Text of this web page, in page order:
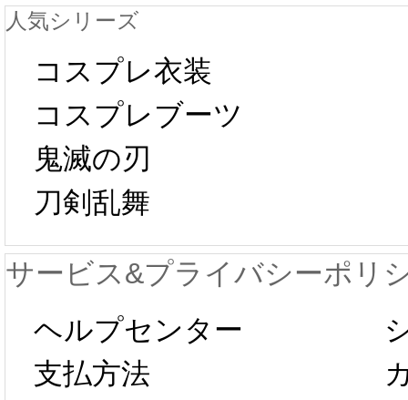
中国旧正月の影
響で2024年2月5
日から工場生産
が一時停止いた
します。 2月5日
以後のご注文
プレ
新春
人気シリーズ
コスプレ衣装
コスプレブーツ
鬼滅の刃
刀剣乱舞
サービス&プライバシーポリ
ヘルプセンター
支払方法